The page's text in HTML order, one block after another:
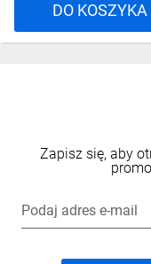
DO KOSZYKA
Zapisz się, aby
Podaj adres e-mail